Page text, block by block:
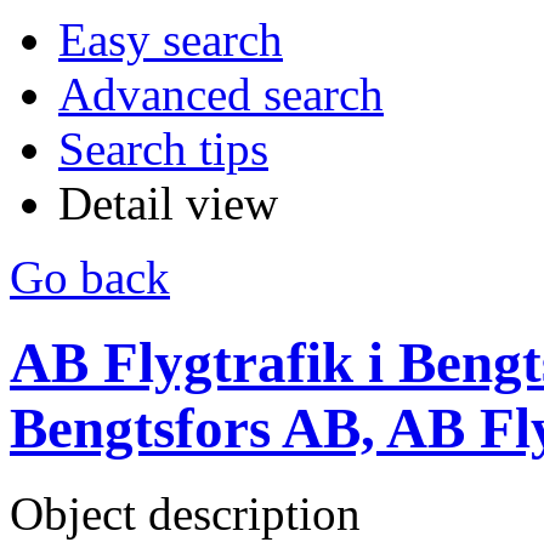
Easy search
Advanced search
Search tips
Detail view
Go back
AB Flygtrafik i
Bengtsfors AB, AB
Object description